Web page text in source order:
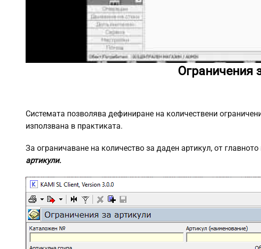
Ограничения
Системата позволява дефиниране на количествени
използвана в практиката.
За ограничаване на количество за даден артикул, от
артикули.